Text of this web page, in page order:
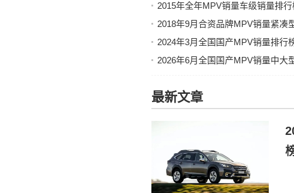
2015年全年MPV销量车级销量排
2018年9月合资品牌MPV销量紧凑
2024年3月全国国产MPV销量排行
2026年6月全国国产MPV销量中大
最新文章